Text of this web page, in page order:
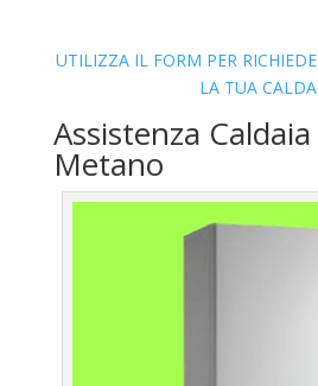
UTILIZZA IL FORM PER
LA TUA
Assistenza Caldaia
Metano